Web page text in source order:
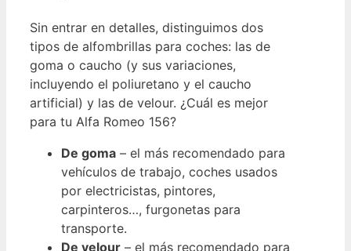
Sin entrar en detalles, distinguimos dos
tipos de alfombrillas para coches: las de
goma o caucho (y sus variaciones,
incluyendo el poliuretano y el caucho
artificial) y las de velour. ¿Cuál es mejor
para tu Alfa Romeo 156?
De goma – el más recomendado para
vehículos de trabajo, coches usados
por electricistas, pintores,
carpinteros…, furgonetas para
transporte.
De velour – el más recomendado para